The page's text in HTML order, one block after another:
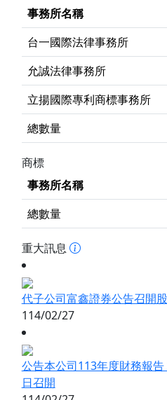
事務所名稱
台一國際法律事務所
允誠法律事務所
立揚國際專利商標事務所
總數量
商標
事務所名稱
總數量
重大訊息
代子公司富鑫證券公告召開
114/02/27
公告本公司113年度財務報
日召開